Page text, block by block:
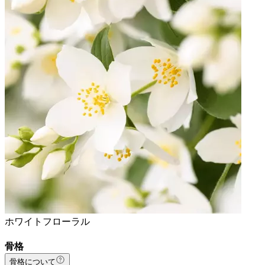
ホワイトフローラル
骨格
骨格について